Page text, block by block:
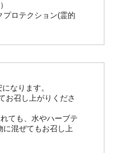
ロテクション(霊的
なります。
お召し上がりくださ
ても、水やハーブテ
に混ぜてもお召し上